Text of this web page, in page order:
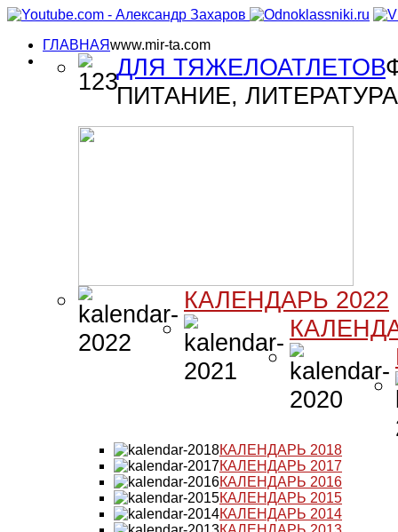
ГЛАВНАЯwww.mir-ta.com
ДЛЯ ТЯЖЕЛОАТЛЕТОВ
ПИТАНИЕ, ЛИТЕРАТУРА
КАЛЕНДАРЬ 2022
КАЛЕНДАРЬ 2018
КАЛЕНДАРЬ 2017
КАЛЕНДАРЬ 2016
КАЛЕНДАРЬ 2015
КАЛЕНДАРЬ 2014